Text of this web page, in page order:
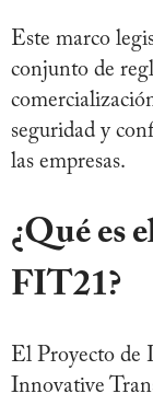
Este marco
conjunto de
seguridad y
las empresas.
¿Qué es
FIT21?
El Proyecto de
Innovative